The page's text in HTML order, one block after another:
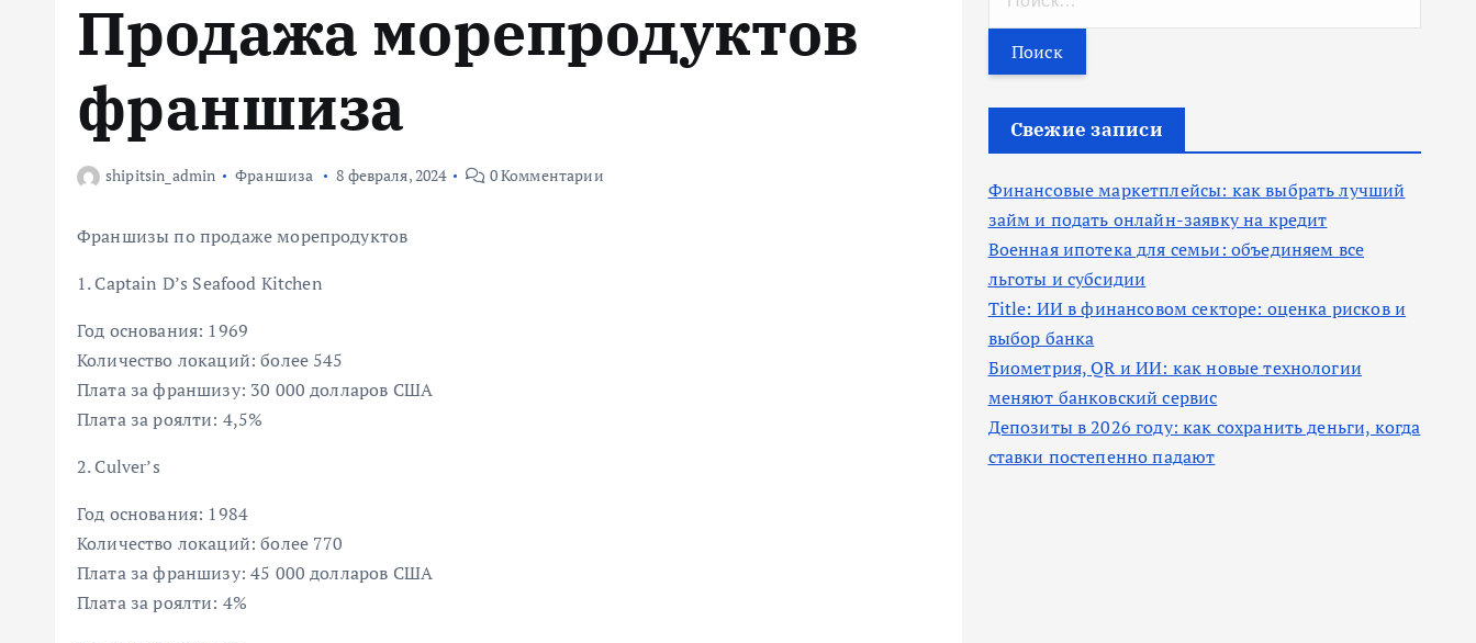
Продажа морепродуктов
франшиза
shipitsin_admin Франшиза 8 февраля, 2024 0 Комментарии
Франшизы по продаже морепродуктов
1. Captain D’s Seafood Kitchen
Год основания: 1969
Количество локаций: более 545
Плата за франшизу: 30 000 долларов США
Плата за роялти: 4,5%
2. Culver’s
Год основания: 1984
Количество локаций: более 770
Плата за франшизу: 45 000 долларов США
Плата за роялти: 4%
т
и
Свежие записи
Финансовые маркетплейсы: как выбрать лучший
займ и подать онлайн-заявку на кредит
Военная ипотека для семьи: объединяем все
льготы и субсидии
Title: ИИ в финансовом секторе: оценка рисков и
выбор банка
Биометрия, QR и ИИ: как новые технологии
меняют банковский сервис
Депозиты в 2026 году: как сохранить деньги, когда
ставки постепенно падают